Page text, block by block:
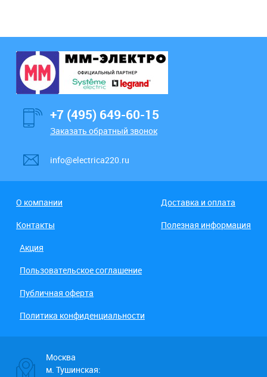
+7 (495) 649-60-15
Заказать обратный звонок
info@electrica220.ru
О компании
Доставка и оплата
Контакты
Полезная информация
Акция
Пользовательское соглашение
Публичная оферта
Политика конфиденциальности
Москва
м. Тушинская: